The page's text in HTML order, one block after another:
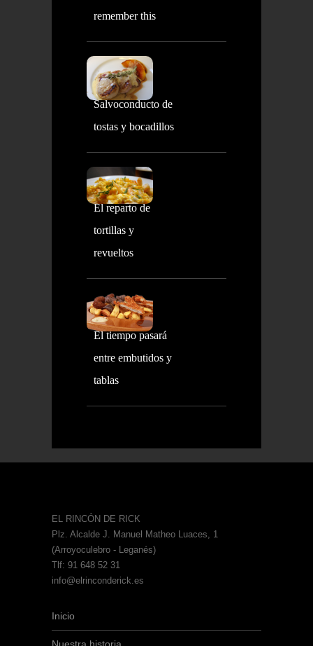
remember this
Salvoconducto de
tostas y bocadillos
El reparto de
tortillas y
revueltos
El tiempo pasará
entre embutidos y
tablas
EL RINCÓN DE RICK
Plz. Alcalde J. Manuel Matheo Luaces, 1
(Arroyoculebro - Leganés)
Tlf: 91 648 52 31
info@elrinconderick.es
Inicio